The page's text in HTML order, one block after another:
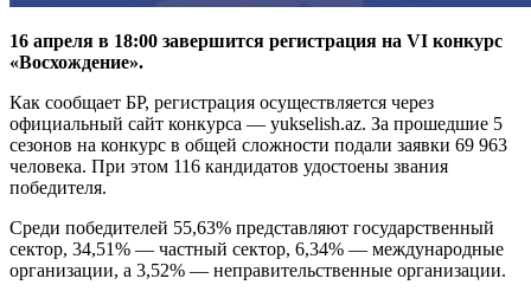
16 апреля в 18:00 завершится регистрация на VI конкурс
«Восхождение».
Как сообщает БР, регистрация осуществляется через
официальный сайт конкурса — yukselish.az. За прошедшие 5
сезонов на конкурс в общей сложности подали заявки 69 963
человека. При этом 116 кандидатов удостоены звания
победителя.
Среди победителей 55,63% представляют государственный
сектор, 34,51% — частный сектор, 6,34% — международные
организации, а 3,52% — неправительственные организации.